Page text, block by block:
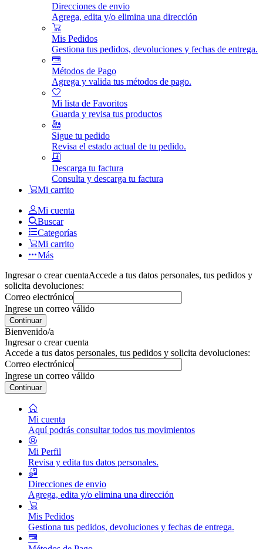
Direcciones de envio
Agrega, edita y/o elimina una dirección
Mis Pedidos
Gestiona tus pedidos, devoluciones y fechas de entrega.
Métodos de Pago
Agrega y valida tus métodos de pago.
Mi lista de Favoritos
Guarda y revisa tus productos
Sigue tu pedido
Revisa el estado actual de tu pedido.
Descarga tu factura
Consulta y descarga tu factura
Mi carrito
Mi cuenta
Buscar
Categorías
Mi carrito
Más
Ingresar o crear cuentaAccede a tus datos personales, tus pedidos y
solicita devoluciones:
Correo electrónico
Ingrese un correo válido
Continuar
Bienvenido/a
Ingresar o crear cuenta
Accede a tus datos personales, tus pedidos y solicita devoluciones:
Correo electrónico
Ingrese un correo válido
Continuar
Mi cuenta
Aquí podrás consultar todos tus movimientos
Mi Perfil
Revisa y edita tus datos personales.
Direcciones de envio
Agrega, edita y/o elimina una dirección
Mis Pedidos
Gestiona tus pedidos, devoluciones y fechas de entrega.